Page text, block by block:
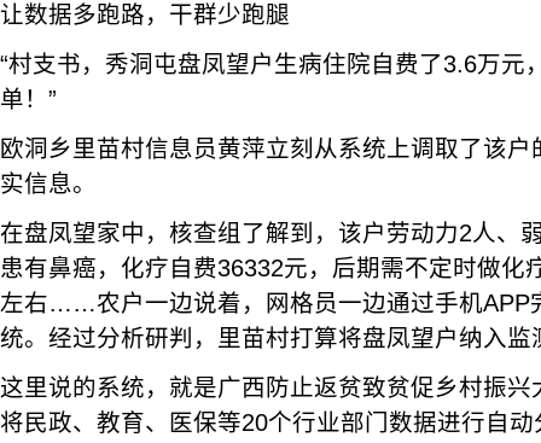
让数据多跑路，干群少跑腿
“村支书，秀洞屯盘凤望户生病住院自费了3.6万元
单！”
欧洞乡里苗村信息员黄萍立刻从系统上调取了该
实信息。
在盘凤望家中，核查组了解到，该户劳动力2人、
患有鼻癌，化疗自费36332元，后期需不定时做化
左右……农户一边说着，网格员一边通过手机APP
统。经过分析研判，里苗村打算将盘凤望户纳入监
这里说的系统，就是广西防止返贫致贫促乡村振
将民政、教育、医保等20个行业部门数据进行自